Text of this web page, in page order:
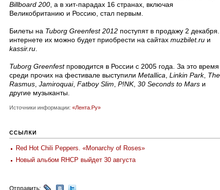
Billboard 200 , а в хит-парадах 16 странах, включая
Великобританию и Россию, стал первым.
Билеты на Tuborg Greenfest 2012 поступят в продажу 2
интернете их можно будет приобрести на сайтах muzbilet.ru и
kassir.ru
Tuborg Greenfestпроводится в России с 2005 года. За это время
среди прочих на фестивале выступили Metallica Linkin Park, The
Rasmus Jamiroquai, Fatboy Slim P!NK, 30 Seconds to Mars и
другие музыканты.
Источники информации: «Лента.Ру»
ССЫЛКИ
Red Hot Chili Peppers. «Monarchy of Roses»
Новый альбом RHCP выйдет 30 августа
Отправить: